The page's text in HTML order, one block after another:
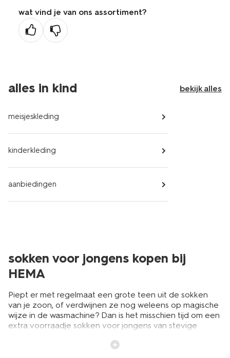
wat vind je van ons assortiment?
alles in kind bekijk alles
meisjeskleding
kinderkleding
aanbiedingen
sokken voor jongens kopen bij
HEMA
Piept er met regelmaat een grote teen uit de sokken
van je zoon, of verdwijnen ze nog weleens op magische
wijze in de wasmachine? Dan is het misschien tijd om een
extra voorraadje sokken voor jongens van stevige
immers nooit genoeg in de kast liggen. Handig: bij HEMA